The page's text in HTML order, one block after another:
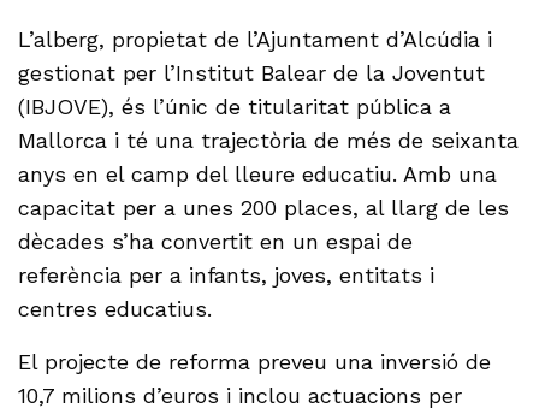
L’alberg, propietat de l’Ajuntament d’Alcúdia i
gestionat per l’Institut Balear de la Joventut
(IBJOVE), és l’únic de titularitat pública a
Mallorca i té una trajectòria de més de seixanta
anys en el camp del lleure educatiu. Amb una
capacitat per a unes 200 places, al llarg de les
dècades s’ha convertit en un espai de
referència per a infants, joves, entitats i
centres educatius.
El projecte de reforma preveu una inversió de
10,7 milions d’euros i inclou actuacions per